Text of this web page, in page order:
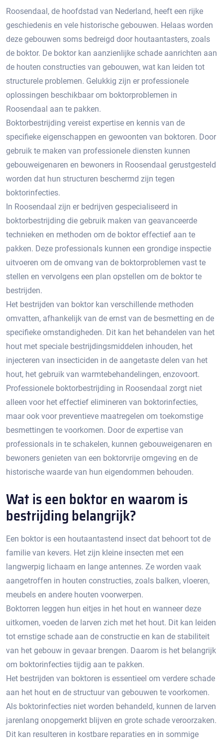
Roosendaal, de hoofdstad van Nederland, heeft een rijke
geschiedenis en vele historische gebouwen. Helaas worden
deze gebouwen soms bedreigd door houtaantasters, zoals
de boktor.​ De boktor kan aanzienlijke schade aanrichten aan
de houten constructies van gebouwen, wat kan leiden tot
structurele problemen.​ Gelukkig zijn er professionele
oplossingen beschikbaar om boktorproblemen in
Roosendaal aan te pakken.​
Boktorbestrijding vereist expertise en kennis van de
specifieke eigenschappen en gewoonten van boktoren.​ Door
gebruik te maken van professionele diensten kunnen
gebouweigenaren en bewoners in Roosendaal gerustgesteld
worden dat hun structuren beschermd zijn tegen
boktorinfecties.
In Roosendaal zijn er bedrijven gespecialiseerd in
boktorbestrijding die gebruik maken van geavanceerde
technieken en methoden om de boktor effectief aan te
pakken.​ Deze professionals kunnen een grondige inspectie
uitvoeren om de omvang van de boktorproblemen vast te
stellen en vervolgens een plan opstellen om de boktor te
bestrijden.​
Het bestrijden van boktor kan verschillende methoden
omvatten, afhankelijk van de ernst van de besmetting en de
specifieke omstandigheden.​ Dit kan het behandelen van het
hout met speciale bestrijdingsmiddelen inhouden, het
injecteren van insecticiden in de aangetaste delen van het
hout, het gebruik van warmtebehandelingen, enzovoort.​
Professionele boktorbestrijding in Roosendaal zorgt niet
alleen voor het effectief elimineren van boktorinfecties,
maar ook voor preventieve maatregelen om toekomstige
besmettingen te voorkomen.​ Door de expertise van
professionals in te schakelen, kunnen gebouweigenaren en
bewoners genieten van een boktorvrije omgeving en de
historische waarde van hun eigendommen behouden.​
Wat is een boktor en waarom is
bestrijding belangrijk?​
Een boktor is een houtaantastend insect dat behoort tot de
familie van kevers.​ Het zijn kleine insecten met een
langwerpig lichaam en lange antennes.​ Ze worden vaak
aangetroffen in houten constructies, zoals balken, vloeren,
meubels en andere houten voorwerpen.​
Boktorren leggen hun eitjes in het hout en wanneer deze
uitkomen, voeden de larven zich met het hout.​ Dit kan leiden
tot ernstige schade aan de constructie en kan de stabiliteit
van het gebouw in gevaar brengen.​ Daarom is het belangrijk
om boktorinfecties tijdig aan te pakken.​
Het bestrijden van boktoren is essentieel om verdere schade
aan het hout en de structuur van gebouwen te voorkomen.
Als boktorinfecties niet worden behandeld, kunnen de larven
jarenlang onopgemerkt blijven en grote schade veroorzaken.​
Dit kan resulteren in kostbare reparaties en in sommige